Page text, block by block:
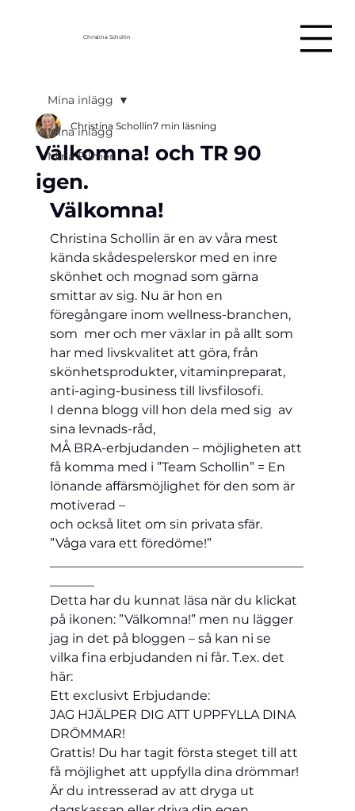
Christina Schollin
Mina inlägg
Mina Filmer
Mina inlägg
Välkomna! och TR 90
igen.
Christina Schollin7 min läsning
Välkomna!
Christina Schollin är en av våra mest
kända skådespelerskor med en inre
skönhet och mognad som gärna
smittar av sig. Nu är hon en
föregångare inom wellness-branchen,
som  mer och mer växlar in på allt som
har med livskvalitet att göra, från
skönhetsprodukter, vitaminpreparat,
anti-aging-business till livsfilosofi.
I denna blogg vill hon dela med sig  av
sina levnads-råd,
MÅ BRA-erbjudanden – möjligheten att
få komma med i ”Team Schollin” = En
lönande affärsmöjlighet för den som är
motiverad –
och också litet om sin privata sfär.
”Våga vara ett föredöme!”
Detta har du kunnat läsa när du klickat
på ikonen: ”Välkomna!” men nu lägger
jag in det på bloggen – så kan ni se
vilka fina erbjudanden ni får. T.ex. det
här:
Ett exclusivt Erbjudande:
JAG HJÄLPER DIG ATT UPPFYLLA DINA
DRÖMMAR!
Grattis! Du har tagit första steget till att
få möjlighet att uppfylla dina drömmar!
Är du intresserad av att dryga ut